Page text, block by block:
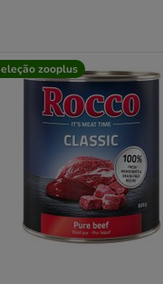
zooplus